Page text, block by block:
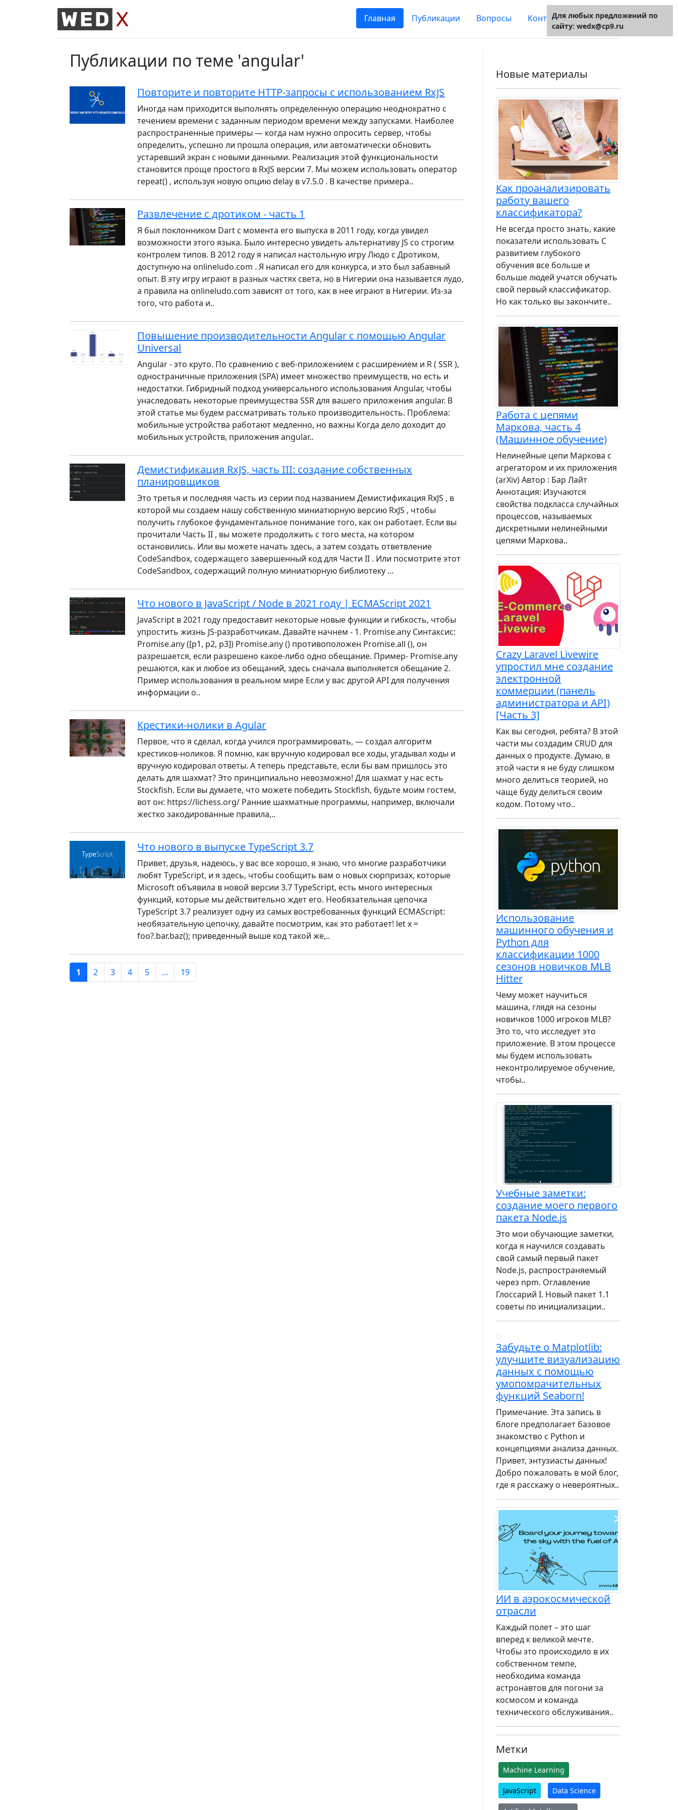
Главная Публикации Вопросы Контакты О сайте
Публикации по теме 'angular'
Повторите и повторите HTTP-запросы с использованием RxJS
Иногда нам приходится выполнять определенную операцию неоднократно с
течением времени с заданным периодом времени между запусками. Наиболее
распространенные примеры — когда нам нужно опросить сервер, чтобы
определить, успешно ли прошла операция, или автоматически обновить
устаревший экран с новыми данными. Реализация этой функциональности
становится проще простого в RxJS версии 7. Мы можем использовать оператор
repeat() , используя новую опцию delay в v7.5.0 . В качестве примера..
Развлечение с дротиком - часть 1
Я был поклонником Dart с момента его выпуска в 2011 году, когда увидел
возможности этого языка. Было интересно увидеть альтернативу JS со строгим
контролем типов. В 2012 году я написал настольную игру Людо с Дротиком,
доступную на onlineludo.com . Я написал его для конкурса, и это был забавный
опыт. В эту игру играют в разных частях света, но в Нигерии она называется лудо,
а правила на onlineludo.com зависят от того, как в нее играют в Нигерии. Из-за
того, что работа и..
Повышение производительности Angular с помощью Angular
Universal
Angular - это круто. По сравнению с веб-приложением с расширением и R ( SSR ),
одностраничные приложения (SPA) имеет множество преимуществ, но есть и
недостатки. Гибридный подход универсального использования Angular, чтобы
унаследовать некоторые преимущества SSR для вашего приложения angular. В
этой статье мы будем рассматривать только производительность. Проблема:
мобильные устройства работают медленно, но важны Когда дело доходит до
мобильных устройств, приложения angular..
Демистификация RxJS, часть III: создание собственных
планировщиков
Это третья и последняя часть из серии под названием Демистификация RxJS , в
которой мы создаем нашу собственную миниатюрную версию RxJS , чтобы
получить глубокое фундаментальное понимание того, как он работает. Если вы
прочитали Часть II , вы можете продолжить с того места, на котором
остановились. Или вы можете начать здесь, а затем создать ответвление
CodeSandbox, содержащего завершенный код для Части II . Или посмотрите этот
CodeSandbox, содержащий полную миниатюрную библиотеку ...
Что нового в JavaScript / Node в 2021 году | ECMAScript 2021
JavaScript в 2021 году предоставит некоторые новые функции и гибкость, чтобы
упростить жизнь JS-разработчикам. Давайте начнем - 1. Promise.any Синтаксис:
Promise.any ([p1, p2, p3]) Promise.any () противоположен Promise.all (), он
разрешается, если разрешено какое-либо одно обещание. Пример- Promise.any
решаются, как и любое из обещаний, здесь сначала выполняется обещание 2.
Пример использования в реальном мире Если у вас другой API для получения
информации о..
Крестики-нолики в Agular
Первое, что я сделал, когда учился программировать, — создал алгоритм
крестиков-ноликов. Я помню, как вручную кодировал все ходы, угадывал ходы и
вручную кодировал ответы. А теперь представьте, если бы вам пришлось это
делать для шахмат? Это принципиально невозможно! Для шахмат у нас есть
Stockfish. Если вы думаете, что можете победить Stockfish, будьте моим гостем,
вот он: https://lichess.org/ Ранние шахматные программы, например, включали
жестко закодированные правила,..
Что нового в выпуске TypeScript 3.7
Привет, друзья, надеюсь, у вас все хорошо, я знаю, что многие разработчики
любят TypeScript, и я здесь, чтобы сообщить вам о новых сюрпризах, которые
Microsoft объявила в новой версии 3.7 TypeScript, есть много интересных
функций, которые мы действительно ждет его. Необязательная цепочка
TypeScript 3.7 реализует одну из самых востребованных функций ECMAScript:
необязательную цепочку, давайте посмотрим, как это работает! let x =
foo?.bar.baz(); приведенный выше код такой же,..
1 2 3 4 5 ... 19
Новые материалы
Как проанализировать
работу вашего
классификатора?
Не всегда просто знать, какие
показатели использовать С
развитием глубокого
обучения все больше и
больше людей учатся обучать
свой первый классификатор.
Но как только вы закончите..
Работа с цепями
Маркова, часть 4
(Машинное обучение)
Нелинейные цепи Маркова с
агрегатором и их приложения
(arXiv) Автор : Бар Лайт
Аннотация: Изучаются
свойства подкласса случайных
процессов, называемых
дискретными нелинейными
цепями Маркова..
Crazy Laravel Livewire
упростил мне создание
электронной
коммерции (панель
администратора и API)
[Часть 3]
Как вы сегодня, ребята? В этой
части мы создадим CRUD для
данных о продукте. Думаю, в
этой части я не буду слишком
много делиться теорией, но
чаще буду делиться своим
кодом. Потому что..
Использование
машинного обучения и
Python для
классификации 1000
сезонов новичков MLB
Hitter
Чему может научиться
машина, глядя на сезоны
новичков 1000 игроков MLB?
Это то, что исследует это
приложение. В этом процессе
мы будем использовать
неконтролируемое обучение,
чтобы..
Учебные заметки:
создание моего первого
пакета Node.js
Это мои обучающие заметки,
когда я научился создавать
свой самый первый пакет
Node.js, распространяемый
через npm. Оглавление
Глоссарий I. Новый пакет 1.1
советы по инициализации..
Забудьте о Matplotlib:
улучшите визуализацию
данных с помощью
умопомрачительных
функций Seaborn!
Примечание. Эта запись в
блоге предполагает базовое
знакомство с Python и
концепциями анализа данных.
Привет, энтузиасты данных!
Добро пожаловать в мой блог,
где я расскажу о невероятных..
ИИ в аэрокосмической
отрасли
Каждый полет – это шаг
вперед к великой мечте.
Чтобы это происходило в их
собственном темпе,
необходима команда
астронавтов для погони за
космосом и команда
технического обслуживания..
Метки
Machine Learning
JavaScript Data Science
Для любых предложений по
сайту: wedx@cp9.ru